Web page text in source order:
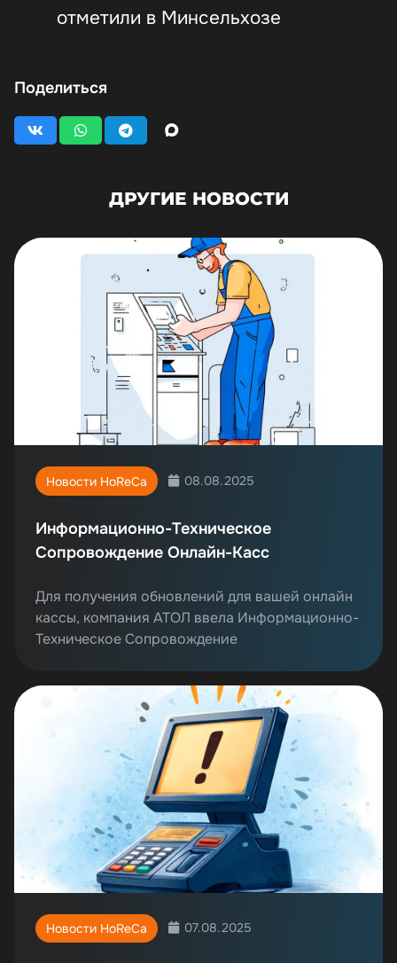
отметили в Минсельхозе
Поделиться
ДРУГИЕ НОВОСТИ
Новости HoReCa 08.08.2025
Информационно-Техническое
Сопровождение Онлайн-Касс
Для получения обновлений для вашей онлайн
кассы, компания АТОЛ ввела Информационно-
Техническое Сопровождение
Новости HoReCa 07.08.2025